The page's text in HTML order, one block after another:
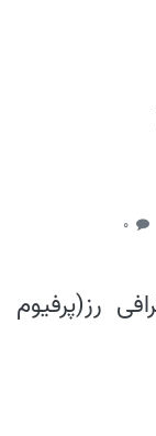
0
رز(پرفیوم